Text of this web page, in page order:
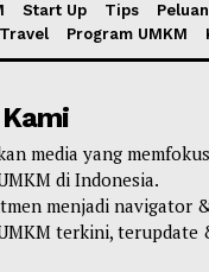
Start Up Tips
Travel Program UMKM
media yang
di Indonesia.
menjadi navigator
terkini, terupdate